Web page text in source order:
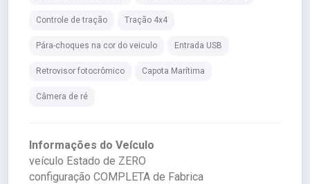
Controle de tração Tração 4x4
Pára-choques na cor do veiculo Entrada USB
Retrovisor fotocrômico Capota Marítima
Câmera de ré
Informações do Veículo
veículo Estado de ZERO
configuração COMPLETA de Fabrica